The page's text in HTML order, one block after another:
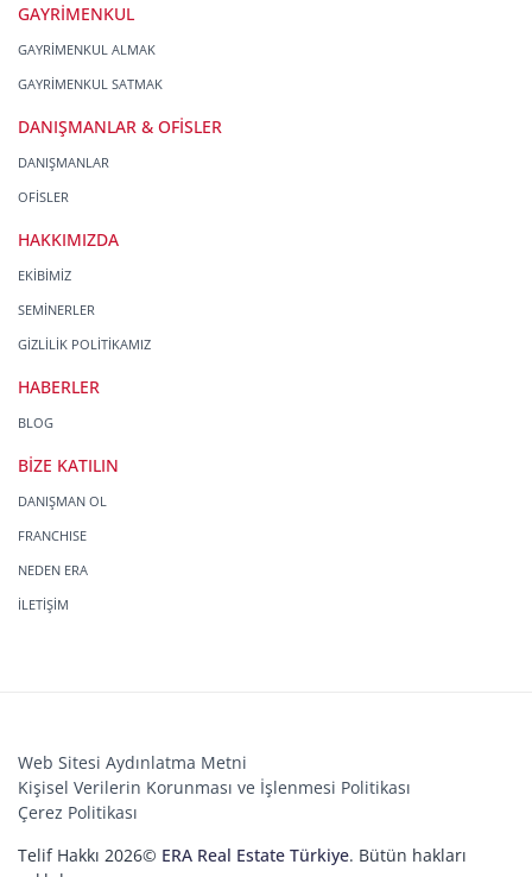
GAYRİMENKUL
GAYRİMENKUL ALMAK
GAYRİMENKUL SATMAK
DANIŞMANLAR & OFİSLER
DANIŞMANLAR
OFİSLER
HAKKIMIZDA
EKİBİMİZ
SEMİNERLER
GİZLİLİK POLİTİKAMIZ
HABERLER
BLOG
BİZE KATILIN
DANIŞMAN OL
FRANCHISE
NEDEN ERA
İLETİŞİM
Web Sitesi Aydınlatma Metni
Kişisel Verilerin Korunması ve İşlenmesi Politikası
Çerez Politikası
Telif Hakkı 2026© ERA Real Estate Türkiye. Bütün hakları